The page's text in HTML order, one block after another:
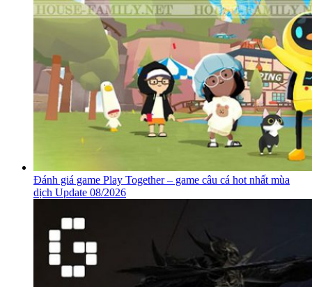
Đánh giá game Play Together – game câu cá hot nhất mùa
dịch Update 08/2026